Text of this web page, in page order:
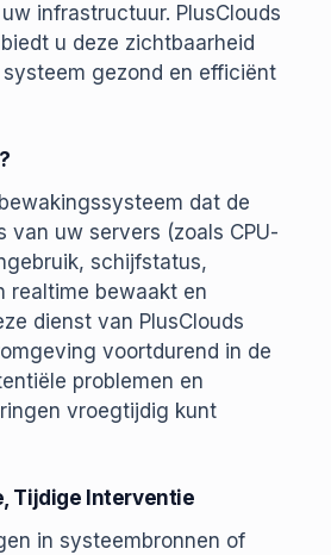
infrastructuur. PlusClouds
u deze zichtbaarheid
gezond en efficiënt
dat de
van uw servers (zoals CPU-
schijfstatus,
realtime bewaakt en
dienst van PlusClouds
voortdurend in de
problemen en
vroegtijdig kunt
Tijdige Interventie
in systeembronnen of